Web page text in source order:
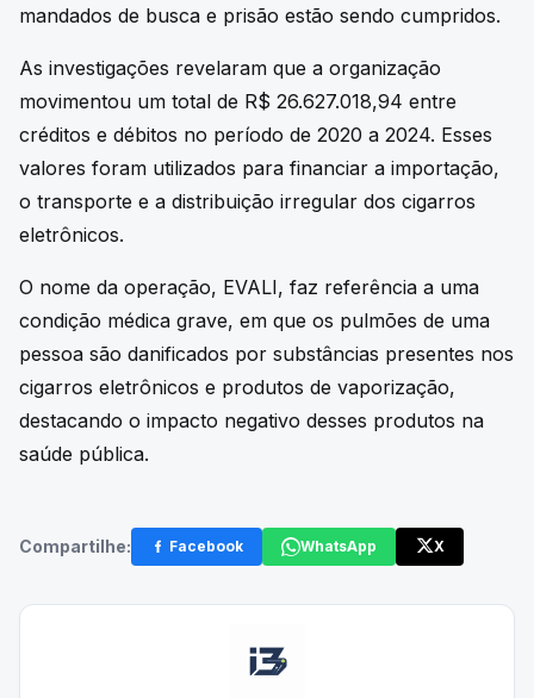
mandados de busca e prisão estão sendo cumpridos.
As investigações revelaram que a organização
movimentou um total de R$ 26.627.018,94 entre
créditos e débitos no período de 2020 a 2024. Esses
valores foram utilizados para financiar a importação,
o transporte e a distribuição irregular dos cigarros
eletrônicos.
O nome da operação, EVALI, faz referência a uma
condição médica grave, em que os pulmões de uma
pessoa são danificados por substâncias presentes nos
cigarros eletrônicos e produtos de vaporização,
destacando o impacto negativo desses produtos na
saúde pública.
Compartilhe: Facebook WhatsApp X